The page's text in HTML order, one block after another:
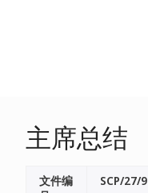
主席总结
文件编
SCP/27/9